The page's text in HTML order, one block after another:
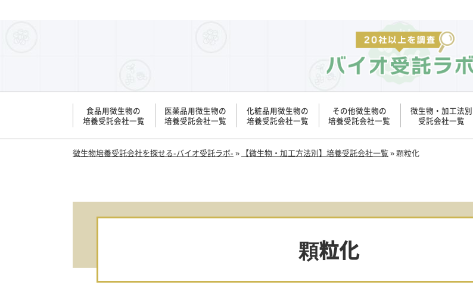
食品用微生物の
培養受託会社一覧
医薬品用微生物の
培養受託会社一覧
化粧品用微生物の
培養受託会社一覧
その他微生物の
培養受託会社一覧
微生物・加工法別
受託会社一覧
微生物培養受託会社を探せる-バイオ受託ラボ- » 【微生物・加工方法別】培養受託会社一覧»顆粒化
顆粒化